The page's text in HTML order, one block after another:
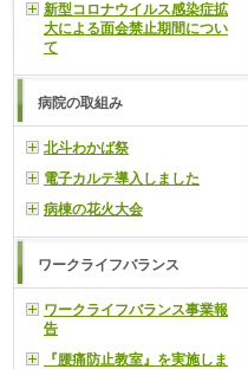
新型コロナウイルス感染症拡
大による面会禁止期間につい
て
病院の取組み
北斗わかば祭
電子カルテ導入しました
病棟の花火大会
ワークライフバランス
ワークライフバランス事業報
告
『腰痛防止教室』を実施しま